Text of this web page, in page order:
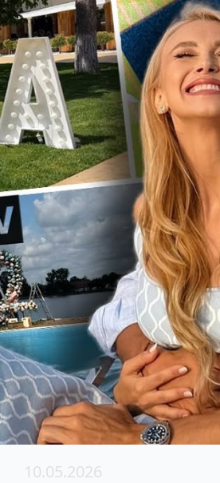
10.05.2026